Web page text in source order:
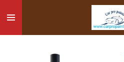
direct
naar